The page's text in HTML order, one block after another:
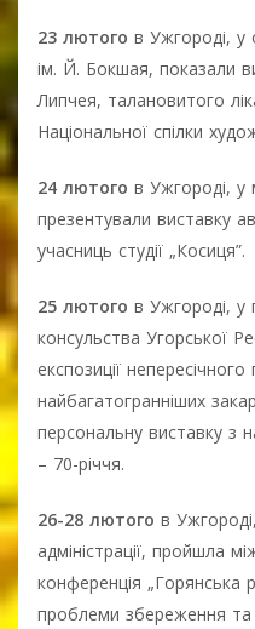
23 лютого в Ужгороді, у
ім. Й. Бокшая, показали
Липчея, талановитого
Національної спілки
24 лютого в Ужгороді, у
презентували виставку
учасниць студії „Косиця”.
25 лютого в Ужгороді, у
консульства Угорської
експозиції
найбагатогранніших
персональну виставку з
– 70-річчя.
26-28 лютого в
адміністрації, пройшла
конференція „Горянська
проблеми збереження та